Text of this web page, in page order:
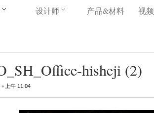
设计师 产品&材料 视频
hisheji (2)
• 上午 11:04